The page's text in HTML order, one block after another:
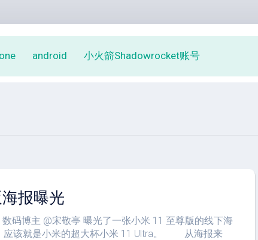
android 小火箭Shadowrocket账号
报曝光
码博主 @宋敬亭 曝光了一张小米 11 至尊版的线下海
应该就是小米的超大杯小米 11 Ultra。 从海报来